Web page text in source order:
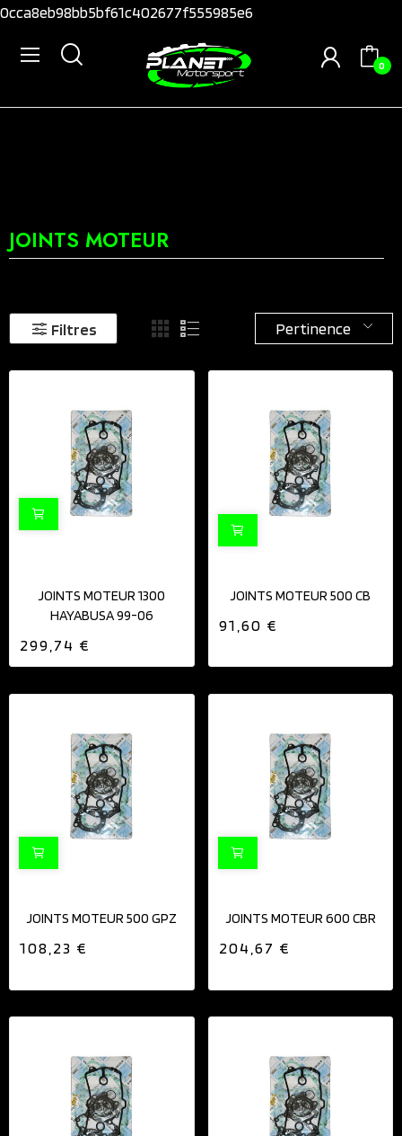
0cca8eb98bb5bf61c402677f555985e6
0
JOINTS MOTEUR
Filtres Pertinence
JOINTS MOTEUR 1300
HAYABUSA 99-06
299,74 €
JOINTS MOTEUR 500 CB
91,60 €
JOINTS MOTEUR 500 GPZ
108,23 €
JOINTS MOTEUR 600 CBR
204,67 €